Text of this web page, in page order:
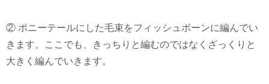
② ポニーテールにした毛束をフィッシュボーンに編んでい
きます。ここでも、きっちりと編むのではなくざっくりと
大きく編んでいきます。